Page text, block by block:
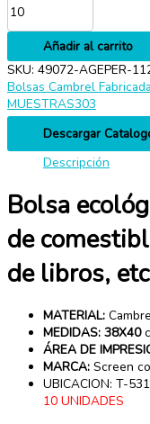
Añadir al carrito
SKU: 49072-AGEPER-
Bolsas Cambrel
MUESTRAS303
Descargar
Descripción
Bolsa
de
de libros,
MATERIAL:
MEDIDAS: 38X40
ÁREA DE
MARCA: Screen
UBICACION: T-
10 UNIDADES